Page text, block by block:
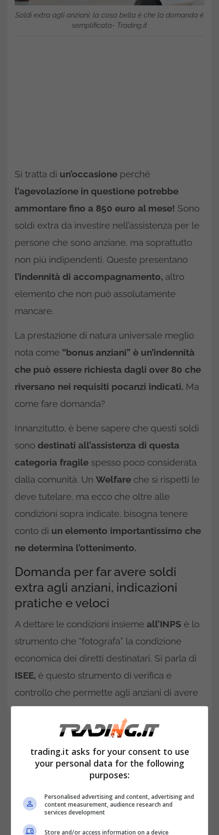
Soldi extra agli anziani: la cosa bella è che la domanda è
semplificata- Trading.it
Si tratta di un’occasione perché
l’agevolazione in questione potrebbe
ammontare fino a 850 euro al mese! Sono
soldi extra da investire nell’assistenza per le
persone che sono anziane, ma soprattutto
non più indipendenti. Queste presentano
l’indennità di accompagnamento, altro
elemento che non può assolutamente
mancare.
La prestazione di natura universale meglio
nota come “bonus anziani” è un’indennità
che può essere richiesta dagli over 80 che
riversano nei requisiti pocanzi indicati. Ma
come fare domanda?
Innanzitutto, è bene sapere che questi soldi
sono destinati all’assistenza di questa
categoria fragile spesso poco considerata
dalla comunità. Un Welfare che si rispetti le
deve tutelare, ma ecco che oltre alle
condizioni sopra indicate, bisogna tenere
conto di un elemento importantissimo che
ne determina l’ottenimento.
Domanda per far avere soldi
extra agli anziani, indicazioni
pratiche e veloci
A dettare le condizioni insieme all’INPS è lo
strumento che “fotografa” la condizione
economica dei diretti destinatari. Si parla di
ISEE, è questo strumento di verifica e
controllo che permette agli anziani di avere
soldi extra, l’ultima voce in capitolo!
trading.it asks for your consent to use
your personal data for the following
purposes:
Personalised advertising and content, advertising and
content measurement, audience research and
services development
Store and/or access information on a device